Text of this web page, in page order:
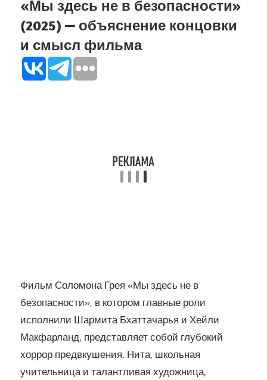
«Мы здесь не в безопасности»
(2025) — объяснение концовки
и смысл фильма
Фильм Соломона Грея «Мы здесь не в
безопасности», в котором главные роли
исполнили Шармита Бхаттачарья и Хейли
Макфарланд, представляет собой глубокий
хоррор предвкушения. Нита, школьная
учительница и талантливая художница,